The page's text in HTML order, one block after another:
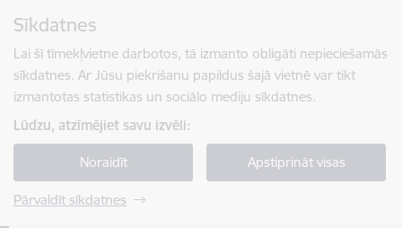
Sīkdatnes
Lai šī tīmekļvietne darbotos, tā izmanto obligāti nepieciešamās
sīkdatnes. Ar Jūsu piekrišanu papildus šajā vietnē var tikt
izmantotas statistikas un sociālo mediju sīkdatnes.
Lūdzu, atzīmējiet savu izvēli:
Noraidīt Apstiprināt visas
Pārvaldīt sīkdatnes